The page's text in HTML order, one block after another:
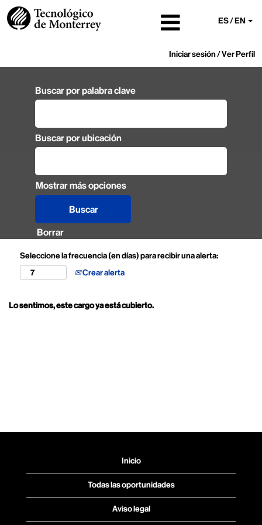
ES / EN
Iniciar sesión / Ver Perfil
Buscar por palabra clave
Buscar por ubicación
Mostrar más opciones
Borrar
Seleccione la frecuencia (en días) para recibir una alerta:
Crear alerta
Lo sentimos, este cargo ya está cubierto.
Inicio
Todas las oportunidades
Aviso legal